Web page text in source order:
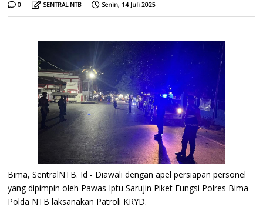
0 SENTRAL NTB Senin, 14 Juli 2025
Bima, SentralNTB. Id - Diawali dengan apel persiapan personel
yang dipimpin oleh Pawas Iptu Sarujin Piket Fungsi Polres Bima
Polda NTB laksanakan Patroli KRYD.